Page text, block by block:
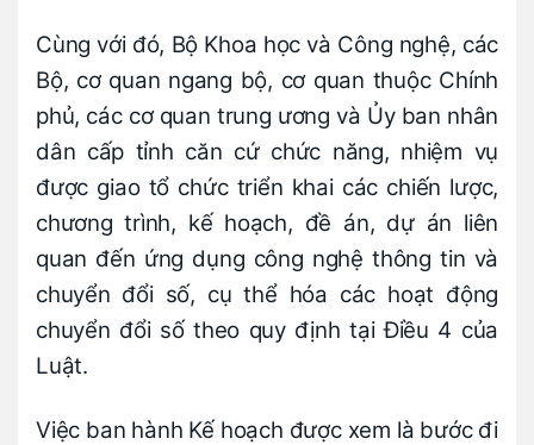
Cùng với đó, Bộ Khoa học và Công nghệ, các
Bộ, cơ quan ngang bộ, cơ quan thuộc Chính
phủ, các cơ quan trung ương và Ủy ban nhân
dân cấp tỉnh căn cứ chức năng, nhiệm vụ
được giao tổ chức triển khai các chiến lược,
chương trình, kế hoạch, đề án, dự án liên
quan đến ứng dụng công nghệ thông tin và
chuyển đổi số, cụ thể hóa các hoạt động
chuyển đổi số theo quy định tại Điều 4 của
Luật.
Việc ban hành Kế hoạch được xem là bước đi